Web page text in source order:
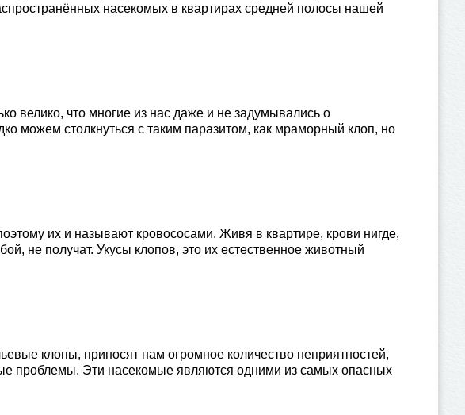
насекомых в квартирах средней полосы нашей
велико, что многие из нас даже и не задумывались о
можем столкнуться с таким паразитом, как мраморный клоп, но
их и называют кровососами. Живя в квартире, крови нигде,
не получат. Укусы клопов, это их естественное животный
клопы, приносят нам огромное количество неприятностей,
проблемы. Эти насекомые являются одними из самых опасных